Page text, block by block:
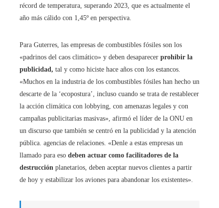
récord de temperatura, superando 2023, que es actualmente el
año más cálido con 1,45º en perspectiva.
Para Guterres, las empresas de combustibles fósiles son los
«padrinos del caos climático» y deben desaparecer prohibir la
publicidad, tal y como hiciste hace años con los estancos.
«Muchos en la industria de los combustibles fósiles han hecho un
descarte de la ‘ecopostura’, incluso cuando se trata de restablecer
la acción climática con lobbying, con amenazas legales y con
campañas publicitarias masivas», afirmó el líder de la ONU en
un discurso que también se centró en la publicidad y la atención
pública. agencias de relaciones. «Denle a estas empresas un
llamado para eso deben actuar como facilitadores de la
destrucción planetarios, deben aceptar nuevos clientes a partir
de hoy y estabilizar los aviones para abandonar los existentes».